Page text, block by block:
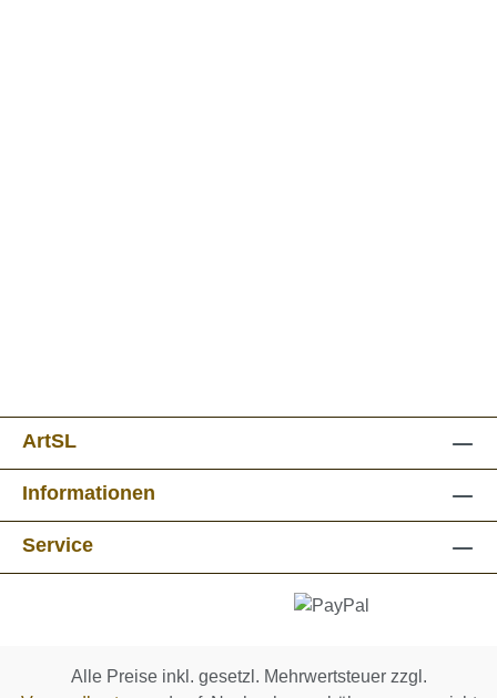
ArtSL
Informationen
Service
Alle Preise inkl. gesetzl. Mehrwertsteuer zzgl.